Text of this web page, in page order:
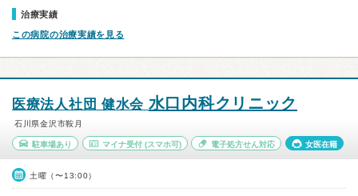
治療実績
この病院の治療実績を見る
医療法人社団 健水会 水口内科クリニック
石川県金沢市鞍月
駐車場あり マイナ受付(スマホ可) 電子処方せん対応 女医在籍
土曜（〜13:00）